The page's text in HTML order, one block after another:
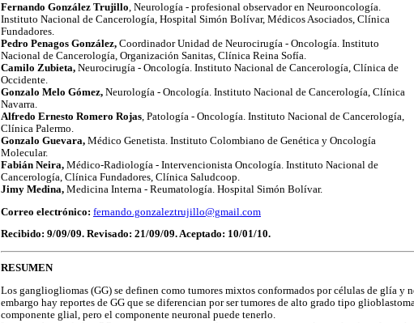
Fernando González Trujillo, Neurología - profesional observador en Neurooncología.
Instituto Nacional de Cancerología, Hospital Simón Bolívar, Médicos Asociados, Clínica
Fundadores.
Pedro Penagos González, Coordinador Unidad de Neurocirugía - Oncología. Instituto
Nacional de Cancerología, Organización Sanitas, Clínica Reina Sofía.
Camilo Zubieta, Neurocirugía - Oncología. Instituto Nacional de Cancerología, Clínica de
Occidente.
Gonzalo Melo Gómez, Neurología - Oncología. Instituto Nacional de Cancerología, Clínica
Navarra.
Alfredo Ernesto Romero Rojas, Patología - Oncología. Instituto Nacional de Cancerología,
Clínica Palermo.
Gonzalo Guevara, Médico Genetista. Instituto Colombiano de Genética y Oncología
Molecular.
Fabián Neira, Médico-Radiología - Intervencionista Oncología. Instituto Nacional de
Cancerología, Clínica Fundadores, Clínica Saludcoop.
Jimy Medina, Medicina Interna - Reumatología. Hospital Simón Bolívar.
Correo electrónico: fernando.gonzaleztrujillo@gmail.com
Recibido: 9/09/09. Revisado: 21/09/09. Aceptado: 10/01/10.
RESUMEN
Los gangliogliomas (GG) se definen como tumores mixtos conformados por células de glía y
embargo hay reportes de GG que se diferencian por ser tumores de alto grado tipo
componente glial, pero el componente neuronal puede tenerlo.